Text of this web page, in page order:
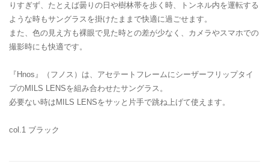
りすぎず、たとえば曇りの日や樹林帯を歩く時、トンネル内を運転する
ような時もサングラスを掛けたままで快適に過ごせます。
また、色の見え方も裸眼で見た時との差が少なく、カメラやスマホでの
撮影時にも快適です。
『Hnos』（フノス）は、アセテートフレームにシーザーフリップタイ
プのMILS LENSを組み合わせたサングラス。
必要ない時はMILS LENSをサッと片手で跳ね上げて使えます。
col.1 ブラック